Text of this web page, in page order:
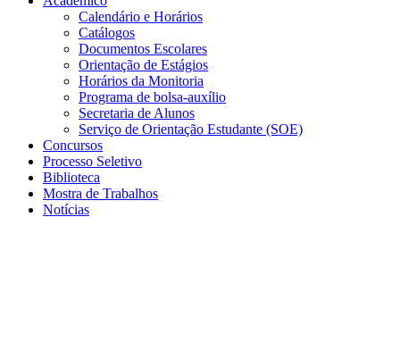
Calendário e Horários
Catálogos
Documentos Escolares
Orientação de Estágios
Horários da Monitoria
Programa de bolsa-auxílio
Secretaria de Alunos
Serviço de Orientação Estudante (SOE)
Concursos
Processo Seletivo
Biblioteca
Mostra de Trabalhos
Notícias